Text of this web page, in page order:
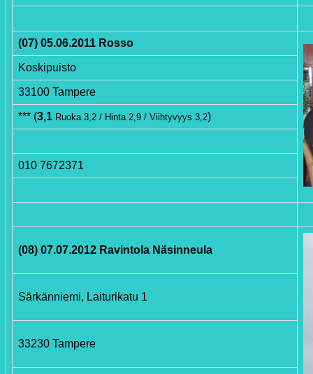
(07) 05.06.2011 Rosso
Koskipuisto
33100 Tampere
*** (3,1 Ruoka 3,2 / Hinta 2,9 / Viihtyvyys 3,2)
010 7672371
(08) 07.07.2012 Ravintola Näsinneula
Särkänniemi, Laiturikatu 1
33230 Tampere